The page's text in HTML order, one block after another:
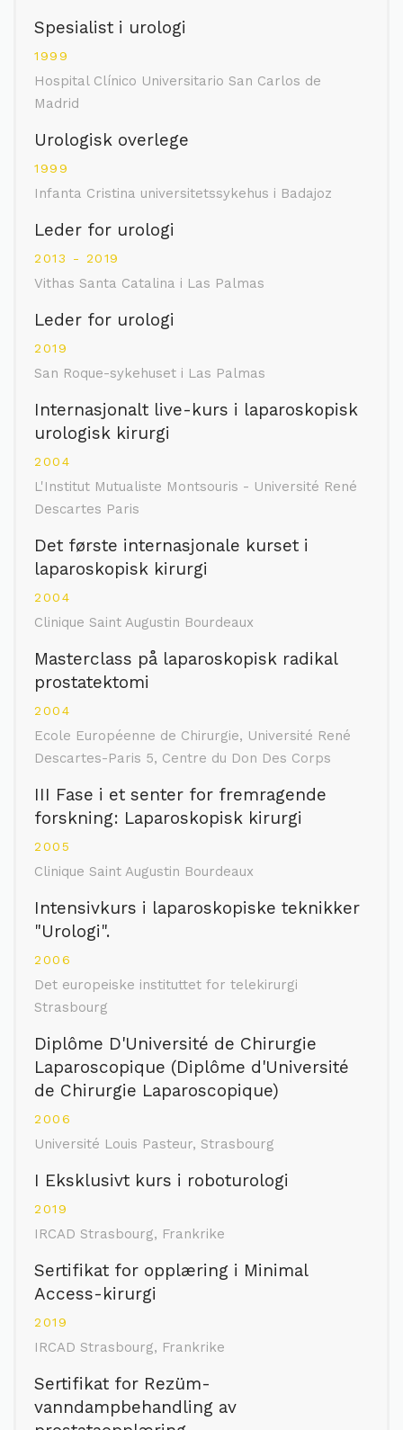
Spesialist i urologi
1999
Hospital Clínico Universitario San Carlos de
Madrid
Urologisk overlege
1999
Infanta Cristina universitetssykehus i Badajoz
Leder for urologi
2013 - 2019
Vithas Santa Catalina i Las Palmas
Leder for urologi
2019
San Roque-sykehuset i Las Palmas
Internasjonalt live-kurs i laparoskopisk
urologisk kirurgi
2004
L'Institut Mutualiste Montsouris - Université René
Descartes Paris
Det første internasjonale kurset i
laparoskopisk kirurgi
2004
Clinique Saint Augustin Bourdeaux
Masterclass på laparoskopisk radikal
prostatektomi
2004
Ecole Européenne de Chirurgie, Université René
Descartes-Paris 5, Centre du Don Des Corps
III Fase i et senter for fremragende
forskning: Laparoskopisk kirurgi
2005
Clinique Saint Augustin Bourdeaux
Intensivkurs i laparoskopiske teknikker
"Urologi".
2006
Det europeiske instituttet for telekirurgi
Strasbourg
Diplôme D'Université de Chirurgie
Laparoscopique (Diplôme d'Université
de Chirurgie Laparoscopique)
2006
Université Louis Pasteur, Strasbourg
I Eksklusivt kurs i roboturologi
2019
IRCAD Strasbourg, Frankrike
Sertifikat for opplæring i Minimal
Access-kirurgi
2019
IRCAD Strasbourg, Frankrike
Sertifikat for Rezüm-
vanndampbehandling av